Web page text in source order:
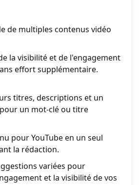
de multiples contenus vidéo
la visibilité et de l'engagement
effort supplémentaire.
titres, descriptions et un
un mot-clé ou titre
pour YouTube en un seul
la rédaction.
variées pour
et la visibilité de vos